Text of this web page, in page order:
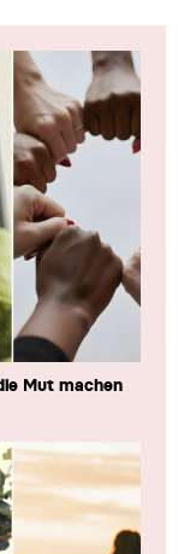
Mut machen